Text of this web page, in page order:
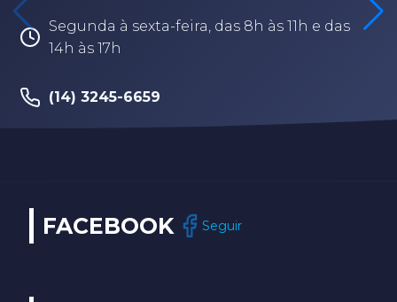
Segunda à sexta-feira, das 8h às 17h30
FACEBOOK Seguir